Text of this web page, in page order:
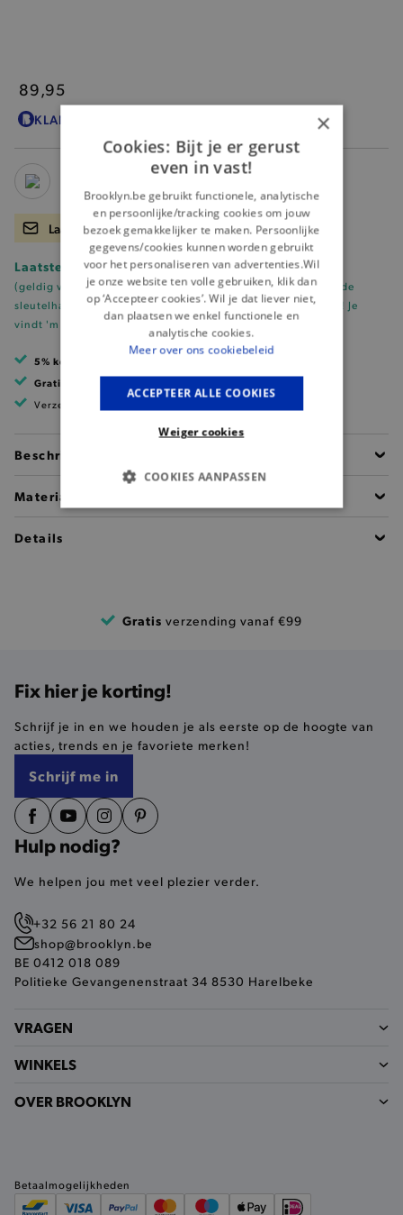
89,95
KLANTENKAARTKORTING
Laat me weten wanneer er terug voorraad is.
Laatste stuks! Shop nu met 50% korting.
(geldig vanaf 2 gemarkeerde stuks. Tip: voeg onzeafgeprijsde
sleutelhanger (t.w.v. €0.50)toe en ontvang meteen korting! Je
vindt 'm hier!
5% korting
Gratis verzending
Verzending binnen 1 à 2 werkdagen
Beschrijving
Materiaal
Details
Gratis verzending vanaf €99
Fix hier je korting!
Schrijf je in en we houden je als eerste op de hoogte van
acties, trends en je favoriete merken!
Schrijf me in
Hulp nodig?
We helpen jou met veel plezier verder.
+32 56 21 80 24
shop@brooklyn.be
BE 0412 018 089
Politieke Gevangenenstraat 34 8530 Harelbeke
VRAGEN
WINKELS
OVER BROOKLYN
Betaalmogelijkheden
×
Cookies: Bijt je er gerust
even in vast!
Brooklyn.be gebruikt functionele, analytische
en persoonlijke/tracking cookies om jouw
bezoek gemakkelijker te maken. Persoonlijke
gegevens/cookies kunnen worden gebruikt
voor het personaliseren van advertenties.Wil
je onze website ten volle gebruiken, klik dan
op ‘Accepteer cookies’. Wil je dat liever niet,
dan plaatsen we enkel functionele en
analytische cookies.
Meer over ons cookiebeleid
ACCEPTEER ALLE COOKIES
Weiger cookies
COOKIES AANPASSEN
BASIS COOKIES
Basis cookies Analytische
Targeting
Functionaliteit
De strikt noodzakelijke cookies verbeteren jouw
smulervaring op de site en zorgen ervoor dat de
site op een correcte manier wordt verorberd. De
analytische en functionele cookies vullen hun
buikjes algemene bezoekersinformatie, maar
niet jouw identiteit.
Naam
selected-val .brooklyn.be